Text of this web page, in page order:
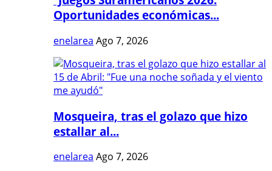
Oportunidades económicas...
enelarea Ago 7, 2026
Mosqueira, tras el golazo que hizo
estallar al...
enelarea Ago 7, 2026